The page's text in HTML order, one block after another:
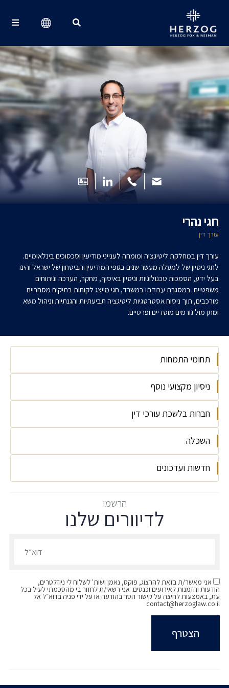
חגי נהרי
עורך דין
עורך דין במחלקת ליטיגציה ומומחה לענייני מודיעין וסכסוכים בינלאומיים.
לחגי ניסיון של למעלה מעשר שנים בגופי המודיעין והביטחון של ישראל והינו
בעל ידע, הסמכות טכנולוגיות וניסיון באיסוף, מחקר, הערכה וניתוחים
משפטיים. במסגרת עבודתו במשרד, חגי מייצג לקוחות בתיקים מסחריים
מורכבים, תוך ניסוח אסטרטגיות ליטיגציה תביעתיות והגנתיות וניהול משא
ומתן מול גורמים מוסדיים ופרטיים.
תחומי התמחות
ליטיגציה
בוררויות ויישוב סכסוכים
ניהול משברים
ניסיון מקצועי נוסף
OSINT: Open Source Intelligence
Cyber Threat Intelligence, IBM
Introduction to Social Media Analytics,
Emory University
SQL for Data Science, University of
חברות בלשכת עורכי דין
ישראל, 2026השכלה
2024: אוניברסיטת תל אביב, LLB, משפטים
2014: אוניברסיטת תל אביב, MA, התכנית ללימודי
דיפלומטיה ע"ש אבא אבן.
2011: אוניברסיטת תל אביב, BA (מורחב) -
היסטוריה של המזרח התיכון ואפריקה.
חדשות ועדכונים
אופורטוניזם מגונה בשלבים רגישים בחיי
הסטארט-אפ: מתי הגישה לערכאות הופכת מזכות
לגיטימית לניצול ציני ופסול של המערכת?
הרשמו
לדיוורים שלנו
אני מאשר/ת בזאת להרצוג, פוקס, נאמן ושות' לשלוח לי ניוזלטרים,
הודעות והזמנות לאירועים וכנסים. אני רשאי/ת לחזור בי מהסכמתי לעיל בכל
עת, באמצעות לחיצה על קישור הסר בהודעה או על ידי פניה בדוא״ל אל
contact@herzoglaw.co.il